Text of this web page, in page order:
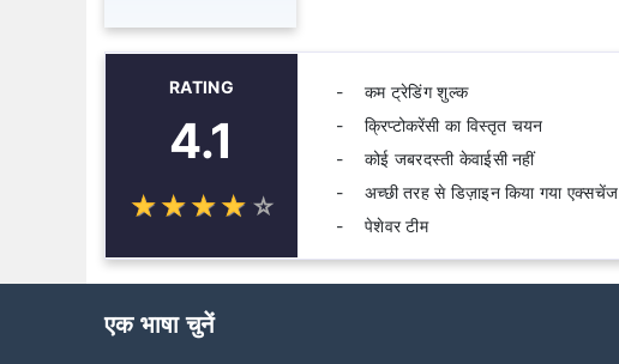
RATING
4.1
☆☆☆☆ ☆
★★★★ ★
कम ट्रेडिंग शुल्क
क्रिप्टोकरेंसी का विस्तृत चयन
कोई जबरदस्ती केवाईसी नहीं
अच्छी तरह से डिज़ाइन किया गया एक्सचेंज
पेशेवर टीम
एक भाषा चुनें